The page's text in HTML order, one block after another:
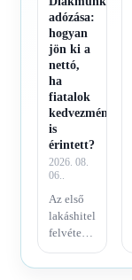
adózása:
hogyan
jön ki a
nettó,
ha
fiatalok
kedvezménye
is
érintett?
2026. 08.
06..
Az első
lakáshitel
felvétele
komoly,
évtizedes